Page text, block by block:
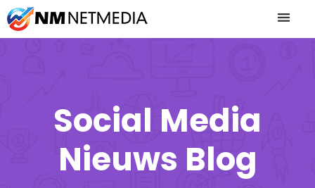
Spring
naar
de
Social Media
Nieuws Blog